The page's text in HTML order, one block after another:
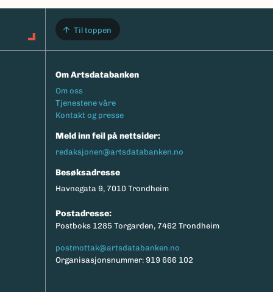
Til toppen
Om Artsdatabanken
Footermeny
Om oss
Tjenestene våre
Kontakt og presse
Meld inn feil på nettsider:
redaksjonen@artsdatabanken.no
Besøksadresse
Havnegata 9, 7010 Trondheim
Postadresse:
Postboks 1285 Torgarden, 7462 Trondheim
postmottak@artsdatabanken.no
Organisasjonsnummer: 919 666 102